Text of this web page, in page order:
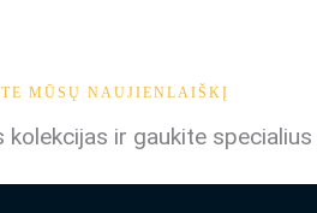
MŪSŲ NAUJIENLAIŠKĮ
kolekcijas ir gaukite specialius